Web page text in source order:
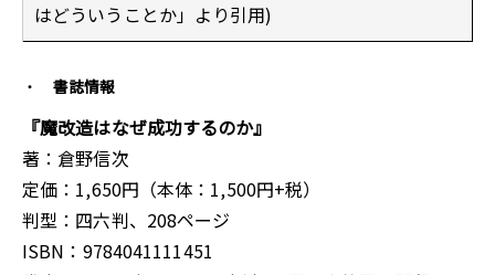
はどういうことか」より引用)
書誌情報
『魔改造はなぜ成功するのか』
著：倉野信次
定価：1,650円（本体：1,500円+税）
判型：四六判、208ページ
ISBN：9784041111451